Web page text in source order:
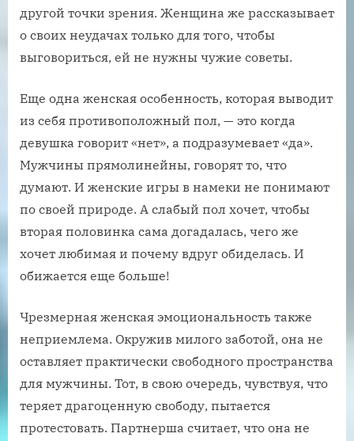
другой точки зрения. Женщина же рассказывает
о своих неудачах только для того, чтобы
выговориться, ей не нужны чужие советы.
Еще одна женская особенность, которая выводит
из себя противоположный пол, — это когда
девушка говорит «нет», а подразумевает «да».
Мужчины прямолинейны, говорят то, что
думают. И женские игры в намеки не понимают
по своей природе. А слабый пол хочет, чтобы
вторая половинка сама догадалась, чего же
хочет любимая и почему вдруг обиделась. И
обижается еще больше!
Чрезмерная женская эмоциональность также
неприемлема. Окружив милого заботой, она не
оставляет практически свободного пространства
для мужчины. Тот, в свою очередь, чувствуя, что
теряет драгоценную свободу, пытается
протестовать. Партнерша считает, что она не